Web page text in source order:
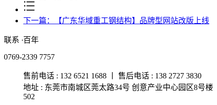
下一篇：【广东华域重工钢结构】品牌型网站改版上线
联系 ·百年
0769-2339 7757
售前电话 : 132 6521 1688 丨 售后电话 : 138 2727 3830
地址 : 东莞市南城区莞太路34号 创意产业中心园区8号楼
502